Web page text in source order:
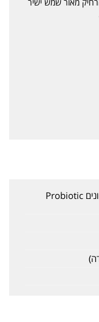
פרוביוטיק VEGAN ׁ לטבעונים Probiotic